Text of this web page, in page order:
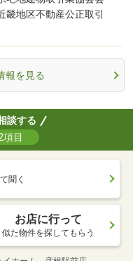
畿地区不動産公正取引
報を見る
談する
目
聞く
お店に行って
似た物件を探してもらう